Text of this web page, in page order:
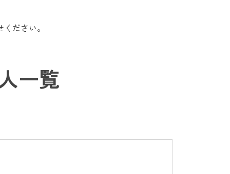
ださい。
一覧